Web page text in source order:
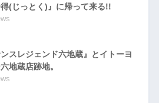
(じっとく)』に帰って来る!!
ンスレジェンド六地蔵』とイトーヨ
地蔵店跡地。